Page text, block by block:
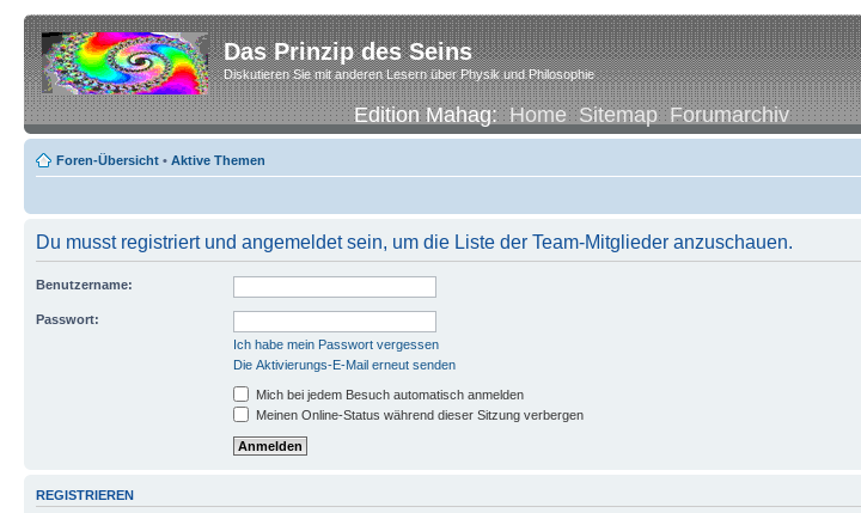
Das Prinzip des Seins
Diskutieren Sie mit anderen Lesern über Physik und Philosophie
Edition Mahag:Home Sitemap Forumarchiv
Foren-Übersicht • Aktive Themen
Du musst registriert und angemeldet sein, um die Liste der Team-Mitglieder anzuschauen.
Benutzername:
Passwort:
Ich habe mein Passwort vergessen
Die Aktivierungs-E-Mail erneut senden
Mich bei jedem Besuch automatisch anmelden
Meinen Online-Status während dieser Sitzung verbergen
REGISTRIEREN